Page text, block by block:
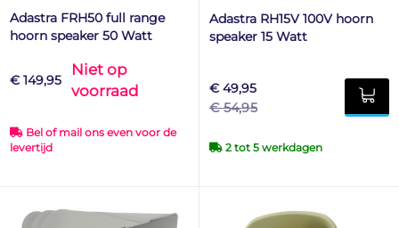
Adastra FRH50 full range
hoorn speaker 50 Watt
€ 149,95
Niet op
voorraad
Bel of mail ons even voor de
levertijd
Adastra RH15V 100V hoorn
speaker 15 Watt
€ 49,95
€ 54,95
2 tot 5 werkdagen